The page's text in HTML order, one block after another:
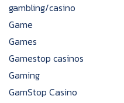
gambling/casino
Game
Games
Gamestop casinos
Gaming
GamStop Casino